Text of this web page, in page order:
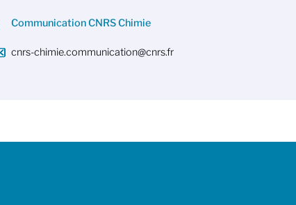
Communication CNRS Chimie
cnrs-chimie.communication@cnrs.fr